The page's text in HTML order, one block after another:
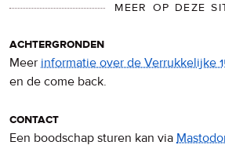
MEER OP DEZE
achtergronden
Meer informatie over de Verrukkelijke
en de come back.
contact
Een boodschap sturen kan via